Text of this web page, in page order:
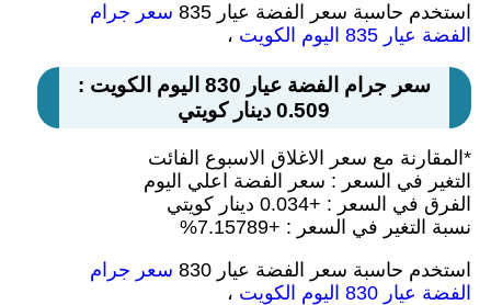
استخدم حاسبة سعر الفضة عيار 835
سعر جرام
الفضة عيار 835 اليوم الكويت
،
سعر جرام الفضة عيار 830 اليوم الكويت :
0.509 دينار كويتي
*المقارنة مع سعر الاغلاق الاسبوع الفائت
التغير في السعر : سعر الفضة اعلي اليوم
الفرق في السعر : +0.034 دينار كويتي
نسبة التغير في السعر : +7.15789%
استخدم حاسبة سعر الفضة عيار 830
سعر جرام
الفضة عيار 830 اليوم الكويت
،